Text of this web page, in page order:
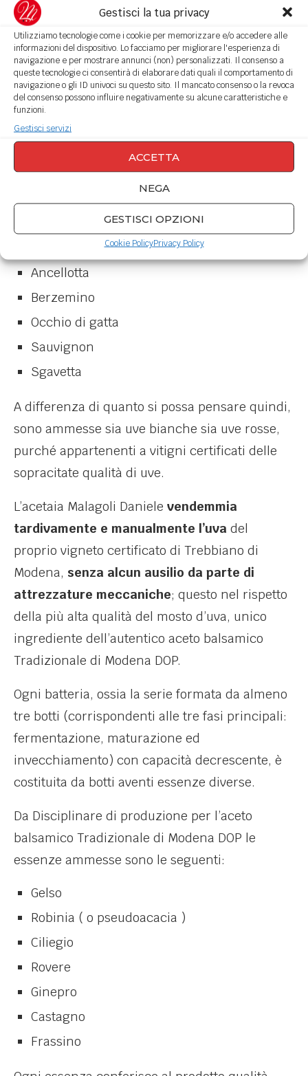
Gestisci la tua privacy
Utilizziamo tecnologie come i cookie per memorizzare e/o accedere alle
informazioni del dispositivo. Lo facciamo per migliorare l'esperienza di
navigazione e per mostrare annunci (non) personalizzati. Il consenso a
queste tecnologie ci consentirà di elaborare dati quali il comportamento di
navigazione o gli ID univoci su questo sito. Il mancato consenso o la revoca
del consenso possono influire negativamente su alcune caratteristiche e
funzioni.
Gestisci servizi
ACCETTA
NEGA
GESTISCI OPZIONI
Cookie PolicyPrivacy Policy
sapido con sfumature vellutate in accordo con i
caratteri olfattivi che gli sono propri.
Le uve utilizzate dall’Acetaia Malagoli
Ammesse e riconosciute per la produzione
dell’aceto balsamico Tradizionale di Modena
D.O.P. da Disciplinare di produzione
appartengono a vitigni tipicamente Modenesi
Trebbiano (ogni varietà e cloni)
Lambrusco (ogni varietà e cloni)
Ancellotta
Berzemino
Occhio di gatta
Sauvignon
Sgavetta
A differenza di quanto si possa pensare quindi,
sono ammesse sia uve bianche sia uve rosse,
purché appartenenti a vitigni certificati delle
sopracitate qualità di uve.
L’acetaia Malagoli Daniele vendemmia
tardivamente e manualmente l’uva del
proprio vigneto certificato di Trebbiano di
Modena, senza alcun ausilio da parte di
attrezzature meccaniche; questo nel rispetto
della più alta qualità del mosto d’uva, unico
ingrediente dell’autentico aceto balsamico
Tradizionale di Modena DOP.
Ogni batteria, ossia la serie formata da almeno
tre botti (corrispondenti alle tre fasi principali:
fermentazione, maturazione ed
invecchiamento) con capacità decrescente, è
costituita da botti aventi essenze diverse.
Da Disciplinare di produzione per l’aceto
balsamico Tradizionale di Modena DOP le
essenze ammesse sono le seguenti:
Gelso
Robinia ( o pseudoacacia )
Ciliegio
Rovere
Ginepro
Castagno
Frassino